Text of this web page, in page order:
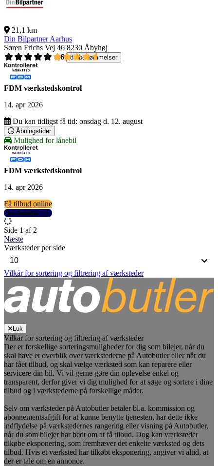
21,1 km
Din Bilpartner Aarhus
Søren Frichs Vej 46 8230 Åbyhøj
4,6
87 bedømmelser
FDM værkstedskontrol
14. apr 2026
Du kan tidligst få tid: onsdag d. 12. august
Åbningstider
Mulighed for lånebil
FDM værkstedskontrol
14. apr 2026
Få tilbud online
Se detaljer
Side 1 af 2
Næste
Værksteder per side
Vilkår for sortering og filtrering af værksteder
Luk
Vilkår for sortering og filtrering af værksteder
Der er forskellige sorteringsmuligheder for dig som bilejer, når du
skal have et overblik over værkstederne på Autobutler eller når du
har fået tilbud, og skal vælge værksted som kan reparere eller
servicere din bil. Vi vil gerne gøre din oplevelse enkel og
transparent, derfor giver vi dig mulighed for at søge og sortere i dine
tilbud og i værkstederne på forskellige måder.
Selv om værksteder på Autobutler betaler bl.a. kommission og
abonnementsafgift for at kunne benytte tjenesten, har dette ikke
indflydelse på værkstedernes rangering eller visning på Autobutler,
når du som bilejer har bedt om at få tilbud. Dog kan værksteder
tilkøbe eksponering, som fremhæver det enkelte værksted og dets
tilbud. Hvis et værksted har tilkøbt eksponering, angiver vi altid, at
der er tale om en annonce.